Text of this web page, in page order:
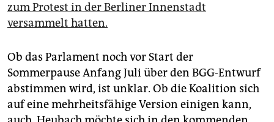
zum Protest in der Berliner Innenstadt
versammelt hatten.
Ob das Parlament noch vor Start der
Sommerpause Anfang Juli über den BGG-Entwurf
abstimmen wird, ist unklar. Ob die Koalition sich
auf eine mehrheitsfähige Version einigen kann,